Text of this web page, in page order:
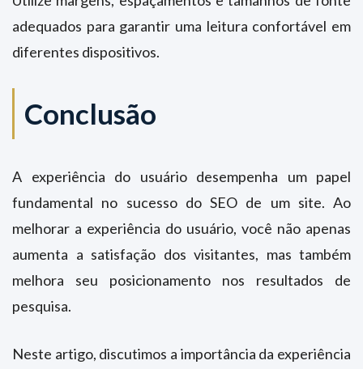
adequados para garantir uma leitura confortável em
diferentes dispositivos.
Conclusão
A experiência do usuário desempenha um papel
fundamental no sucesso do SEO de um site. Ao
melhorar a experiência do usuário, você não apenas
aumenta a satisfação dos visitantes, mas também
melhora seu posicionamento nos resultados de
pesquisa.
Neste artigo, discutimos a importância da experiência